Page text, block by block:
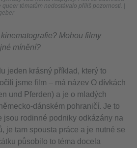
queer tématům nedostávalo příliš pozornosti. |
Mohou filmy
mínění?
jeden krásný příklad, který to
jsme film – má název O dívkách
und Pferden) a je o mladých
dánském pohraničí. Je to
jsou rodinné podniky odkázány na
je tam spousta práce a je nutné se
působilo to téma docela